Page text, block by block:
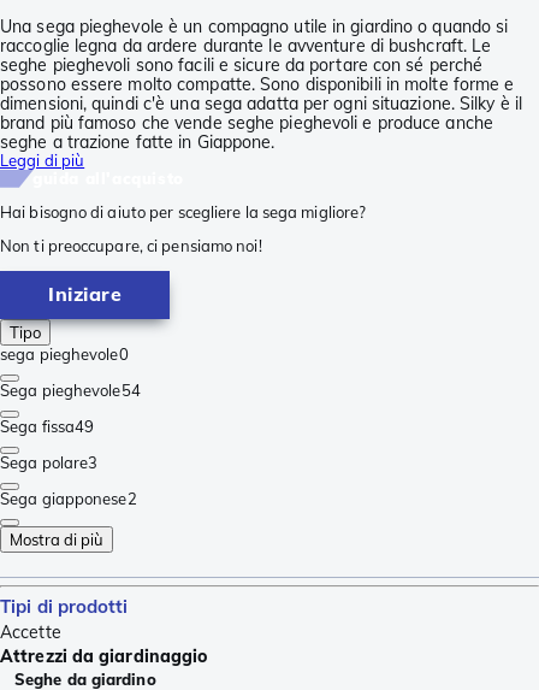
Una sega pieghevole è un compagno utile in giardino o quando si
raccoglie legna da ardere durante le avventure di bushcraft. Le
seghe pieghevoli sono facili e sicure da portare con sé perché
possono essere molto compatte. Sono disponibili in molte forme e
dimensioni, quindi c'è una sega adatta per ogni situazione. Silky è il
brand più famoso che vende seghe pieghevoli e produce anche
seghe a trazione fatte in Giappone.
Leggi di più
Hai bisogno di aiuto per scegliere la sega migliore?
Non ti preoccupare, ci pensiamo noi!
Iniziare
Tipo
sega pieghevole0
Sega pieghevole54
Sega fissa49
Sega polare3
Sega giapponese2
Mostra di più
Tipi di prodotti
Accette
Attrezzi da giardinaggio
Seghe da giardino